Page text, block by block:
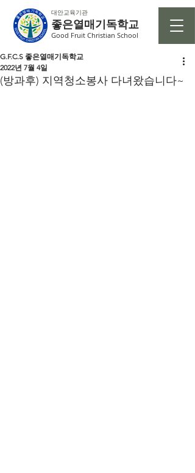
대안교육기관
좋은열매기독학교
Good Fruit Christian School
(방과후) 지역청소봉사 다녀왔습니다~
G.F.C.S 좋은열매기독학교
2022년 7월 4일